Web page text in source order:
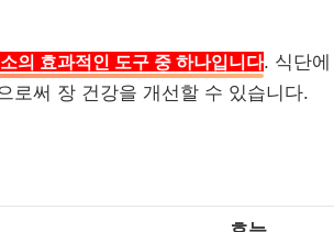
의 효과적인 도구 중 하나입니다. 식단
로써 장 건강을 개선할 수 있습니다.